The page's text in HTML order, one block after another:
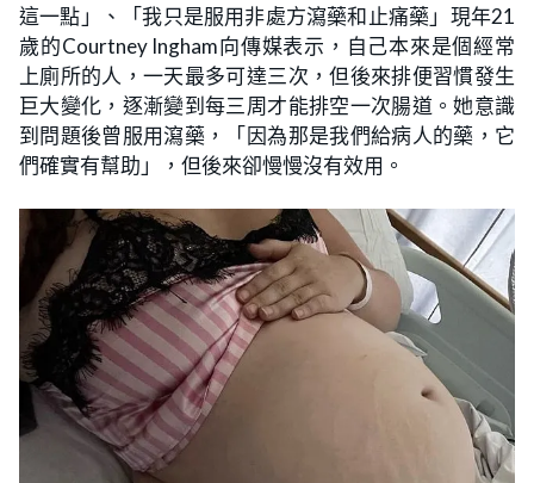
這一點」、「我只是服用非處方瀉藥和止痛藥」現年21
歲的Courtney Ingham向傳媒表示，自己本來是個經常
上廁所的人，一天最多可達三次，但後來排便習慣發生
巨大變化，逐漸變到每三周才能排空一次腸道。她意識
到問題後曾服用瀉藥，「因為那是我們給病人的藥，它
們確實有幫助」，但後來卻慢慢沒有效用。